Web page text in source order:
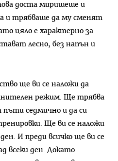
доста миришеше и
и трябваше да му сменят
цяло е характерно за
лесно, без напън и
ще ви се наложи да
режим. Ще трябва
седмично и да си
Ще ви се наложи
И преди всичко ще ви се
всеки ден. Докато